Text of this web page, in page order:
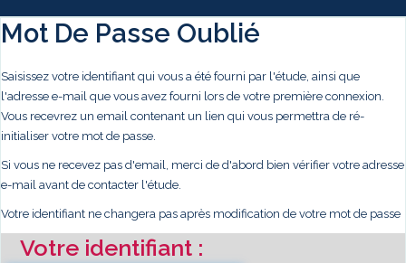
Mot De Passe Oublié
Saisissez votre identifiant qui vous a été fourni par l'étude, ainsi que
l'adresse e-mail que vous avez fourni lors de votre première connexion.
Vous recevrez un email contenant un lien qui vous permettra de ré-
initialiser votre mot de passe.
Si vous ne recevez pas d'email, merci de d'abord bien vérifier votre adresse
e-mail avant de contacter l'étude.
Votre identifiant ne changera pas après modification de votre mot de passe
Votre identifiant